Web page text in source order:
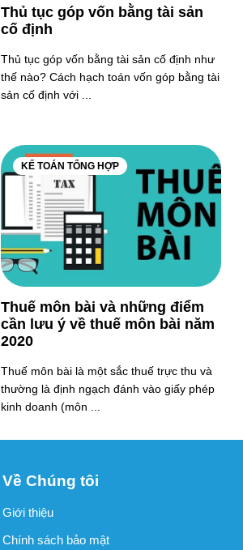
Thủ tục góp vốn bằng tài sản
cố định
Thủ tục góp vốn bằng tài sản cố định như
thế nào? Cách hạch toán vốn góp bằng tài
sản cố định với ...
KẾ TOÁN TỔNG HỢP
Thuế môn bài và những điểm
cần lưu ý về thuế môn bài năm
2020
Thuế môn bài là một sắc thuế trực thu và
thường là định ngạch đánh vào giấy phép
kinh doanh (môn ...
Về Chúng tôi
Giới thiệu
Chính sách bảo mật